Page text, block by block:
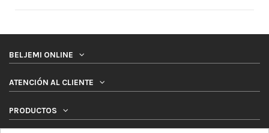
BELJEMI ONLINE
ATENCIÓN AL CLIENTE
PRODUCTOS